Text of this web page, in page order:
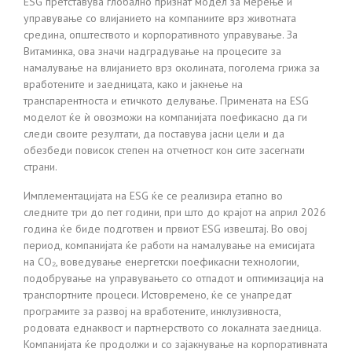
управување со влијанието на компаниите врз животната
средина, општеството и корпоративното управување. За
Витаминка, ова значи надградување на процесите за
намалување на влијанието врз околината, поголема грижа за
вработените и заедницата, како и јакнење на
транспарентноста и етичкото делување. Примената на ESG
моделот ќе ѝ овозможи на компанијата поефикасно да ги
следи своите резултати, да поставува јасни цели и да
обезбеди повисок степен на отчетност кон сите засегнати
страни.
Имплементацијата на ESG ќе се реализира етапно во
следните три до пет години, при што до крајот на април 2026
година ќе биде подготвен и првиот ESG извештај. Во овој
период, компанијата ќе работи на намалување на емисијата
на CO₂, воведување енергетски поефикасни технологии,
подобрување на управувањето со отпадот и оптимизација на
транспортните процеси. Истовремено, ќе се унапредат
програмите за развој на вработените, инклузивноста,
родовата еднаквост и партнерството со локалната заедница.
Компанијата ќе продолжи и со зајакнување на корпоративната